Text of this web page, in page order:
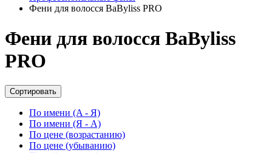
Фени для волосся BaByliss PRO
Фени для волосся BaByliss
PRO
Сортировать
По имени (A - Я)
По имени (Я - A)
По цене (возрастанию)
По цене (убыванию)